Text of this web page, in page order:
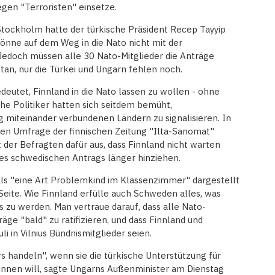
"Terroristen" einsetze.
hatte der türkische Präsident Recep Tayyip
auf dem Weg in die Nato nicht mit der
müssen alle 30 Nato-Mitglieder die Anträge
nur die Türkei und Ungarn fehlen noch.
Finnland in die Nato lassen zu wollen - ohne
Politiker hatten sich seitdem bemüht,
verbundenen Ländern zu signalisieren. In
Umfrage der finnischen Zeitung "Ilta-Sanomat"
Befragten dafür aus, dass Finnland nicht warten
schwedischen Antrags länger hinziehen.
"eine Art Problemkind im Klassenzimmer" dargestellt
Wie Finnland erfülle auch Schweden alles, was
zu werden. Man vertraue darauf, dass alle Nato-
"bald" zu ratifizieren, und dass Finnland und
in Vilnius Bündnismitglieder seien.
handeln", wenn sie die türkische Unterstützung für
will, sagte Ungarns Außenminister am Dienstag